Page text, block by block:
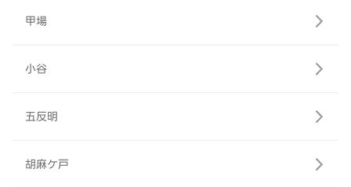
甲場
小谷
五反明
胡麻ケ戸